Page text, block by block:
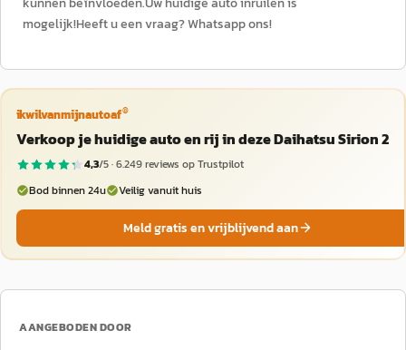
mogelijk!Heeft u een vraag? Whatsapp ons!
ikwilvanmijnautoaf®
Verkoop je huidige auto en rij in deze Daihatsu Sirion 2
4,3/5 ·6.249reviews op Trustpilot
Bod binnen 24u
Veilig vanuit huis
Meld gratis en vrijblijvend aan
AANGEBODEN DOOR